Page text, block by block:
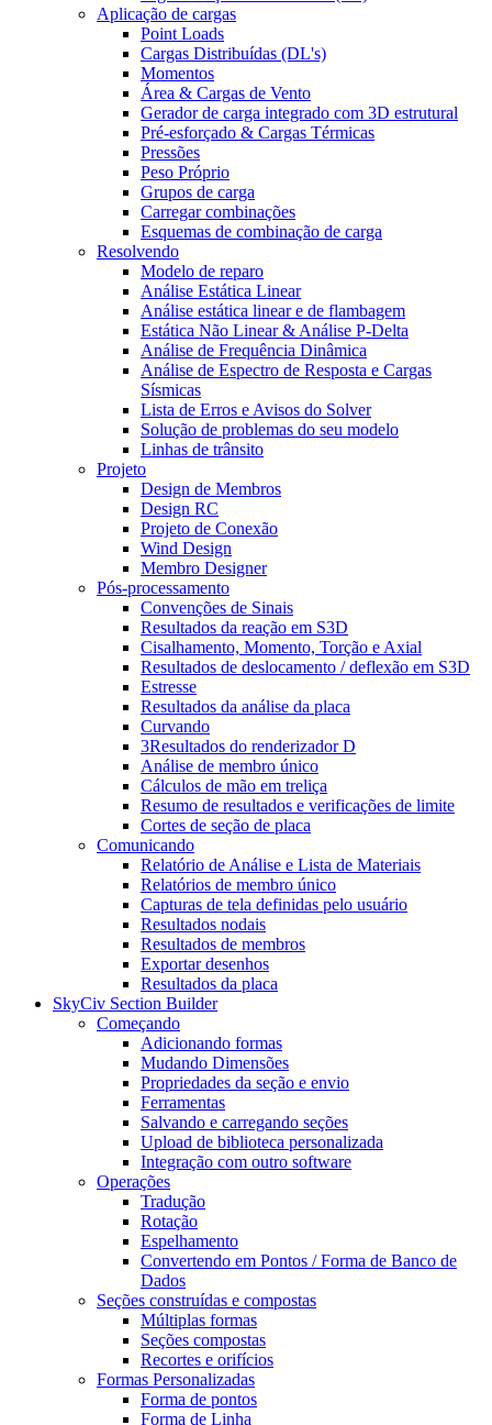
Aplicação de cargas
Point Loads
Cargas Distribuídas (DL's)
Momentos
Área & Cargas de Vento
Gerador de carga integrado com 3D estrutural
Pré-esforçado & Cargas Térmicas
Pressões
Peso Próprio
Grupos de carga
Carregar combinações
Esquemas de combinação de carga
Resolvendo
Modelo de reparo
Análise Estática Linear
Análise estática linear e de flambagem
Estática Não Linear & Análise P-Delta
Análise de Frequência Dinâmica
Análise de Espectro de Resposta e Cargas
Sísmicas
Lista de Erros e Avisos do Solver
Solução de problemas do seu modelo
Linhas de trânsito
Projeto
Design de Membros
Design RC
Projeto de Conexão
Wind Design
Membro Designer
Pós-processamento
Convenções de Sinais
Resultados da reação em S3D
Cisalhamento, Momento, Torção e Axial
Resultados de deslocamento / deflexão em S3D
Estresse
Resultados da análise da placa
Curvando
3Resultados do renderizador D
Análise de membro único
Cálculos de mão em treliça
Resumo de resultados e verificações de limite
Cortes de seção de placa
Comunicando
Relatório de Análise e Lista de Materiais
Relatórios de membro único
Capturas de tela definidas pelo usuário
Resultados nodais
Resultados de membros
Exportar desenhos
Resultados da placa
SkyCiv Section Builder
Começando
Adicionando formas
Mudando Dimensões
Propriedades da seção e envio
Ferramentas
Salvando e carregando seções
Upload de biblioteca personalizada
Integração com outro software
Operações
Tradução
Rotação
Espelhamento
Convertendo em Pontos / Forma de Banco de
Dados
Seções construídas e compostas
Múltiplas formas
Seções compostas
Recortes e orifícios
Formas Personalizadas
Forma de pontos
Forma de Linha